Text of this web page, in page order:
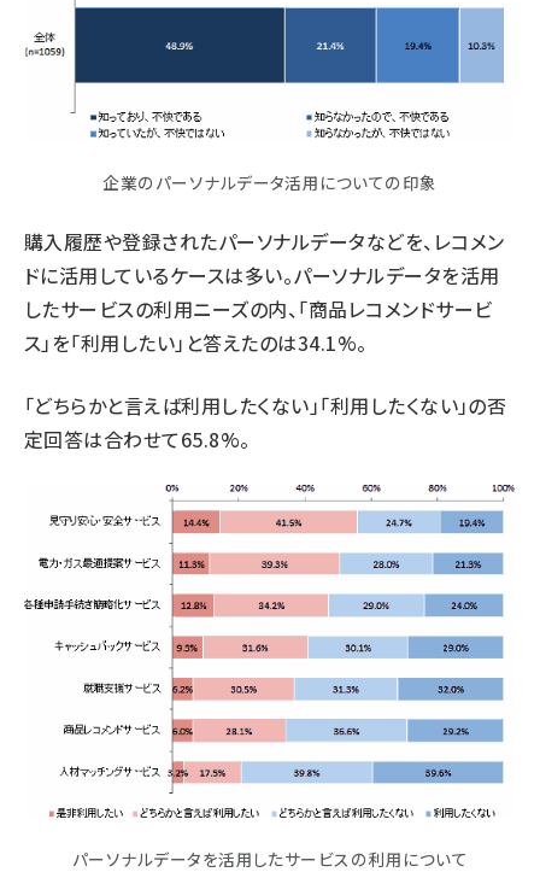
企業のパーソナルデータ活用についての印象
購入履歴や登録されたパーソナルデータなどを、レコメン
ドに活用しているケースは多い。パーソナルデータを活用
したサービスの利用ニーズの内、「商品レコメンドサービ
ス」を「利用したい」と答えたのは34.1%。
「どちらかと言えば利用したくない」「利用したくない」の否
定回答は合わせて65.8%。
パーソナルデータを活用したサービスの利用について